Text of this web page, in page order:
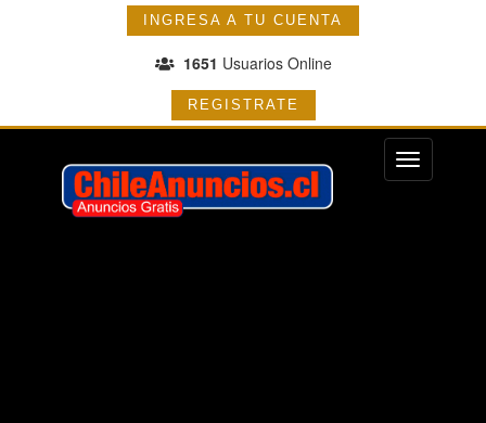
INGRESA A TU CUENTA
1651 Usuarios Online
REGISTRATE
Menu